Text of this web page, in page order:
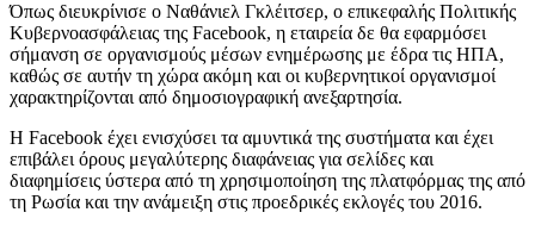
Όπως διευκρίνισε ο Ναθάνιελ Γκλέιτσερ, ο επικεφαλής Πολιτικής
Κυβερνοασφάλειας της Facebook, η εταιρεία δε θα εφαρμόσει
σήμανση σε οργανισμούς μέσων ενημέρωσης με έδρα τις ΗΠΑ,
καθώς σε αυτήν τη χώρα ακόμη και οι κυβερνητικοί οργανισμοί
χαρακτηρίζονται από δημοσιογραφική ανεξαρτησία.
Η Facebook έχει ενισχύσει τα αμυντικά της συστήματα και έχει
επιβάλει όρους μεγαλύτερης διαφάνειας για σελίδες και
διαφημίσεις ύστερα από τη χρησιμοποίηση της πλατφόρμας της από
τη Ρωσία και την ανάμειξη στις προεδρικές εκλογές του 2016.